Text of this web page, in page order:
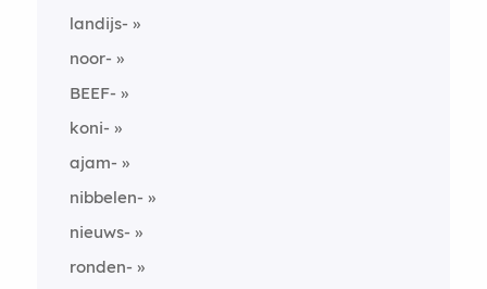
landijs-
noor-
BEEF-
koni-
ajam-
nibbelen-
nieuws-
ronden-